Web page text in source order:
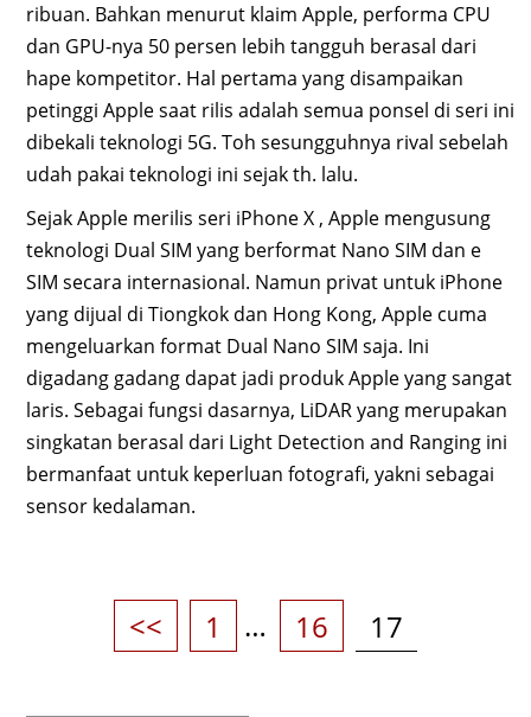
ribuan. Bahkan menurut klaim Apple, performa CPU
dan GPU-nya 50 persen lebih tangguh berasal dari
hape kompetitor. Hal pertama yang disampaikan
petinggi Apple saat rilis adalah semua ponsel di seri ini
dibekali teknologi 5G. Toh sesungguhnya rival sebelah
udah pakai teknologi ini sejak th. lalu.
Sejak Apple merilis seri iPhone X , Apple mengusung
teknologi Dual SIM yang berformat Nano SIM dan e
SIM secara internasional. Namun privat untuk iPhone
yang dijual di Tiongkok dan Hong Kong, Apple cuma
mengeluarkan format Dual Nano SIM saja. Ini
digadang gadang dapat jadi produk Apple yang sangat
laris. Sebagai fungsi dasarnya, LiDAR yang merupakan
singkatan berasal dari Light Detection and Ranging ini
bermanfaat untuk keperluan fotografi, yakni sebagai
sensor kedalaman.
<< Page
1 … Page
16 17